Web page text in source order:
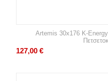
Artemis 30x176 K-
127,00 €